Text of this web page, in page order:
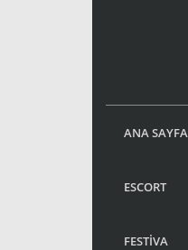
ANA SAYFA
ESCORT
FESTİVA